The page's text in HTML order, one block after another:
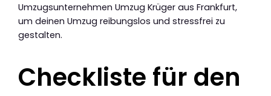
Umzugsunternehmen Umzug Krüger aus Frankfurt,
um deinen Umzug reibungslos und stressfrei zu
gestalten.
Checkliste für den